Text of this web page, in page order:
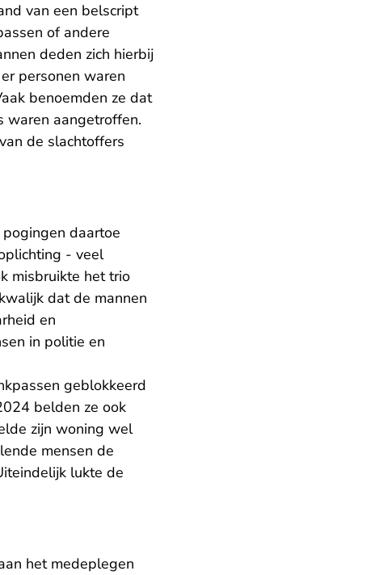
van een belscript
of andere
deden zich hierbij
personen waren
benoemden ze dat
waren aangetroffen.
de slachtoffers
daartoe
- veel
misbruikte het trio
dat de mannen
en
in politie en
geblokkeerd
belden ze ook
zijn woning wel
mensen de
lukte de
het medeplegen